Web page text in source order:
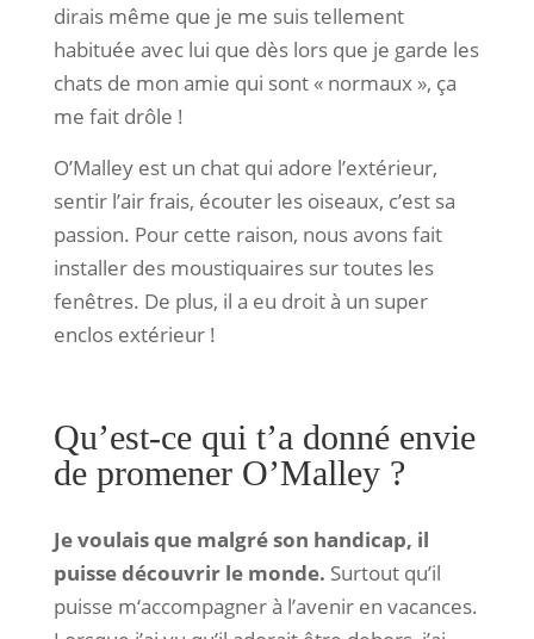
dirais même que je me suis tellement
habituée avec lui que dès lors que je garde les
chats de mon amie qui sont « normaux », ça
me fait drôle !
O’Malley est un chat qui adore l’extérieur,
sentir l’air frais, écouter les oiseaux, c’est sa
passion. Pour cette raison, nous avons fait
installer des moustiquaires sur toutes les
fenêtres. De plus, il a eu droit à un super
enclos extérieur !
Qu’est-ce qui t’a donné envie
de promener O’Malley ?
Je voulais que malgré son handicap, il
puisse découvrir le monde. Surtout qu’il
puisse m‘accompagner à l’avenir en vacances.